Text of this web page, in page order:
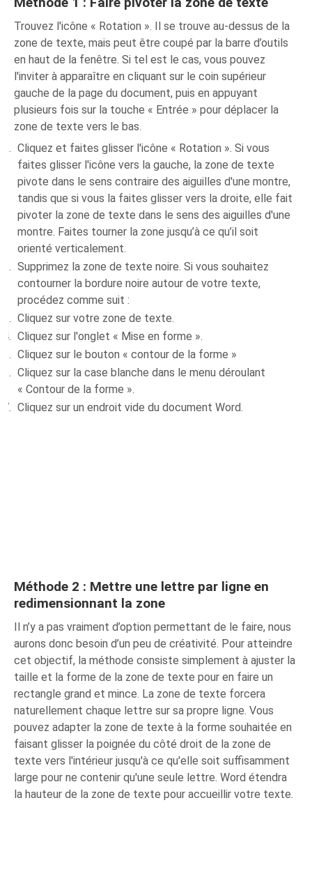
Trouvez l'icône « Rotation ». Il se trouve au-dessus de la
zone de texte, mais peut être coupé par la barre d’outils
en haut de la fenêtre. Si tel est le cas, vous pouvez
l'inviter à apparaître en cliquant sur le coin supérieur
gauche de la page du document, puis en appuyant
plusieurs fois sur la touche « Entrée » pour déplacer la
zone de texte vers le bas.
Cliquez et faites glisser l'icône « Rotation ». Si vous
faites glisser l'icône vers la gauche, la zone de texte
pivote dans le sens contraire des aiguilles d'une montre,
tandis que si vous la faites glisser vers la droite, elle fait
pivoter la zone de texte dans le sens des aiguilles d'une
montre. Faites tourner la zone jusqu’à ce qu’il soit
orienté verticalement.
Supprimez la zone de texte noire. Si vous souhaitez
contourner la bordure noire autour de votre texte,
procédez comme suit :
Cliquez sur votre zone de texte.
Cliquez sur l'onglet « Mise en forme ».
Cliquez sur le bouton « contour de la forme »
Cliquez sur la case blanche dans le menu déroulant
« Contour de la forme ».
Cliquez sur un endroit vide du document Word.
Méthode 2 : Mettre une lettre par ligne en
redimensionnant la zone
Il n’y a pas vraiment d’option permettant de le faire, nous
aurons donc besoin d’un peu de créativité. Pour atteindre
cet objectif, la méthode consiste simplement à ajuster la
taille et la forme de la zone de texte pour en faire un
rectangle grand et mince. La zone de texte forcera
naturellement chaque lettre sur sa propre ligne. Vous
pouvez adapter la zone de texte à la forme souhaitée en
faisant glisser la poignée du côté droit de la zone de
texte vers l'intérieur jusqu'à ce qu'elle soit suffisamment
large pour ne contenir qu'une seule lettre. Word étendra
la hauteur de la zone de texte pour accueillir votre texte.